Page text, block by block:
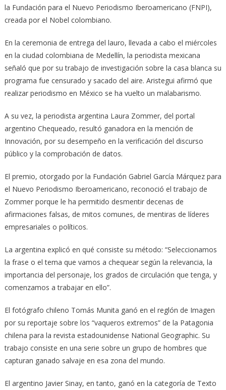
la Fundación para el Nuevo Periodismo Iberoamericano (FNPI),
creada por el Nobel colombiano.
En la ceremonia de entrega del lauro, llevada a cabo el miércoles
en la ciudad colombiana de Medellín, la periodista mexicana
señaló que por su trabajo de investigación sobre la casa blanca su
programa fue censurado y sacado del aire. Aristegui afirmó que
realizar periodismo en México se ha vuelto un malabarismo.
A su vez, la periodista argentina Laura Zommer, del portal
argentino Chequeado, resultó ganadora en la mención de
Innovación, por su desempeño en la verificación del discurso
público y la comprobación de datos.
El premio, otorgado por la Fundación Gabriel García Márquez para
el Nuevo Periodismo Iberoamericano, reconoció el trabajo de
Zommer porque le ha permitido desmentir decenas de
afirmaciones falsas, de mitos comunes, de mentiras de líderes
empresariales o políticos.
La argentina explicó en qué consiste su método: “Seleccionamos
la frase o el tema que vamos a chequear según la relevancia, la
importancia del personaje, los grados de circulación que tenga, y
comenzamos a trabajar en ello”.
El fotógrafo chileno Tomás Munita ganó en el reglón de Imagen
por su reportaje sobre los “vaqueros extremos” de la Patagonia
chilena para la revista estadounidense National Geographic. Su
trabajo consiste en una serie sobre un grupo de hombres que
capturan ganado salvaje en esa zona del mundo.
El argentino Javier Sinay, en tanto, ganó en la categoría de Texto